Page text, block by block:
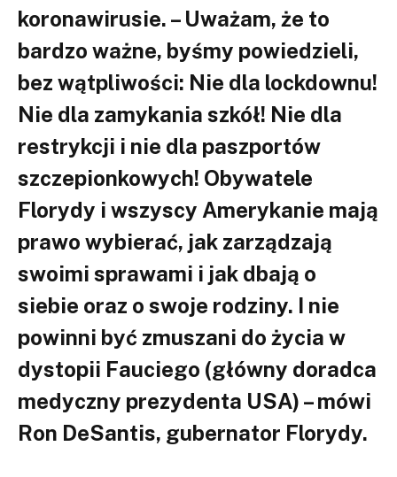
koronawirusie. – Uważam, że to
bardzo ważne, byśmy powiedzieli,
bez wątpliwości: Nie dla lockdownu!
Nie dla zamykania szkół! Nie dla
restrykcji i nie dla paszportów
szczepionkowych! Obywatele
Florydy i wszyscy Amerykanie mają
prawo wybierać, jak zarządzają
swoimi sprawami i jak dbają o
siebie oraz o swoje rodziny. I nie
powinni być zmuszani do życia w
dystopii Fauciego (główny doradca
medyczny prezydenta USA) – mówi
Ron DeSantis, gubernator Florydy.